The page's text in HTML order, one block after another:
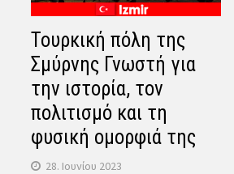
Τουρκική πόλη της
Σμύρνης Γνωστή για
την ιστορία, τον
πολιτισμό και τη
φυσική ομορφιά της
28. Ιουνίου 2023